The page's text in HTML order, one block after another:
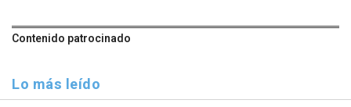
Contenido patrocinado
Lo más leído